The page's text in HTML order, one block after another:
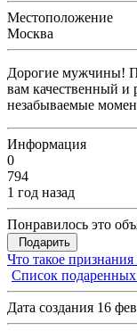
Местоположение
Москва
Дорогие мужчины!
вам качественный и
незабываемые
Информация
0
794
1 год назад
Понравилось это
Подарить
Что такое
Список
Дата создания 16